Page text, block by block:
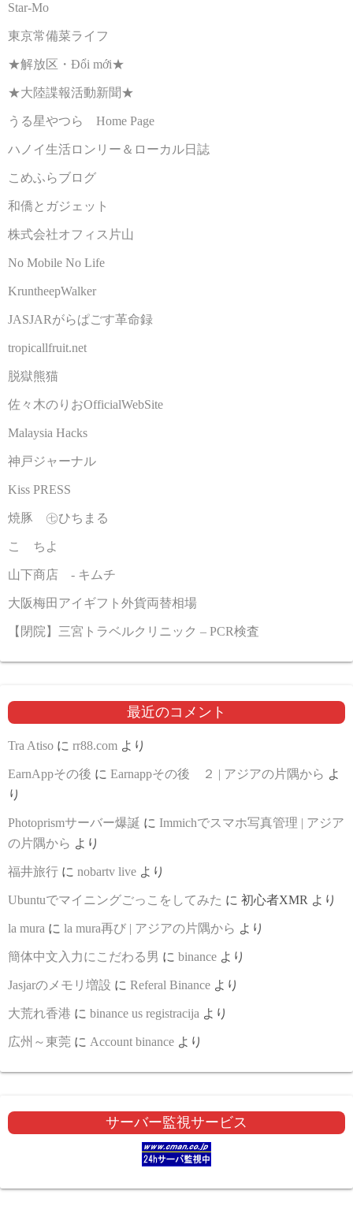
Star-Mo
東京常備菜ライフ
★解放区・Đổi mới★
★大陸諜報活動新聞★
うる星やつら Home Page
ハノイ生活ロンリー＆ローカル日誌
こめふらブログ
和僑とガジェット
株式会社オフィス片山
No Mobile No Life
KruntheepWalker
JASJARがらぱごす革命録
tropicallfruit.net
脱獄熊猫
佐々木のりおOfficialWebSite
Malaysia Hacks
神戸ジャーナル
Kiss PRESS
焼豚 ㊆ひちまる
こゝちよ
山下商店 - キムチ
大阪梅田アイギフト外貨両替相場
【閉院】三宮トラベルクリニック – PCR検査
最近のコメント
Tra Atiso に rr88.com より
EarnAppその後 に Earnappその後 ２ | アジアの片隅から よ
り
Photoprismサーバー爆誕 に Immichでスマホ写真管理 | アジア
の片隅から より
福井旅行 に nobartv live より
Ubuntuでマイニングごっこをしてみた に 初心者XMR より
la mura に la mura再び | アジアの片隅から より
簡体中文入力にこだわる男 に binance より
Jasjarのメモリ増設 に Referal Binance より
大荒れ香港 に binance us registracija より
広州～東莞 に Account binance より
サーバー監視サービス